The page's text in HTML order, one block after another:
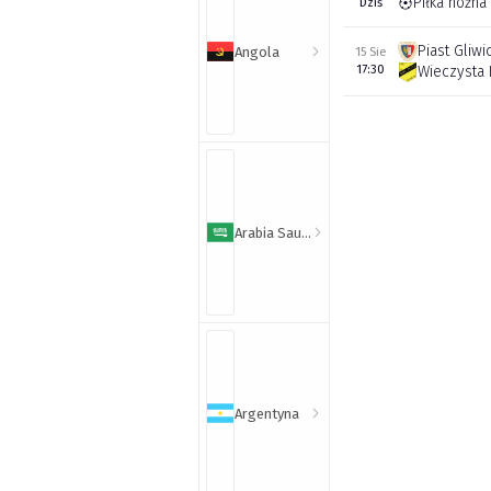
Angola
Arabia Saudyjska
Argentyna
15 Sie
17:30
Piast
Wieczysta